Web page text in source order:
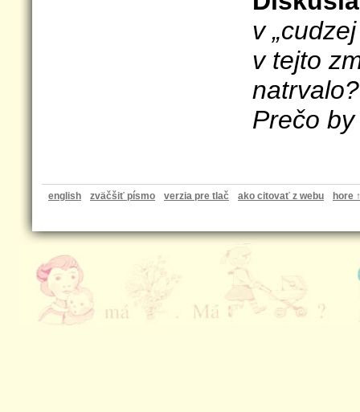
v
v tejto
Prečo
english zväčšiť písmo verzia pre tlač ako citovať z webu hore ↑